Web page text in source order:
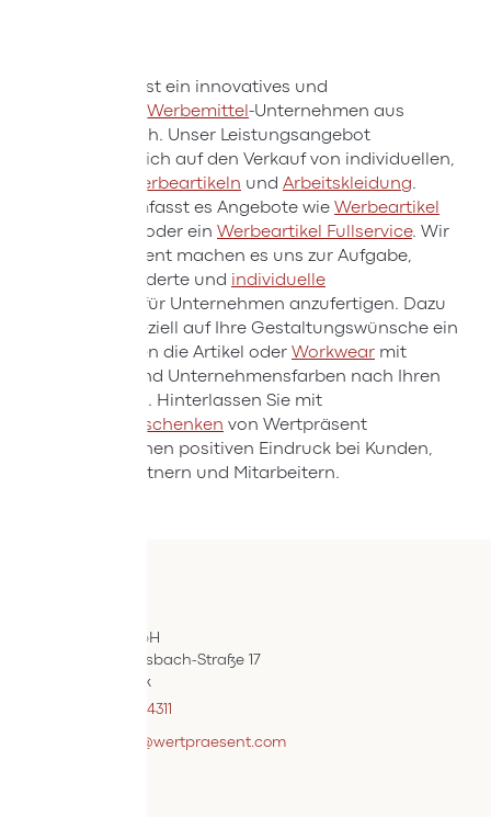
Wertpräsent ist ein innovatives und
Werbemittel-Unternehmen aus
Oberösterreich. Unser Leistungsangebot
konzentriert sich auf den Verkauf von individuellen,
Werbeartikeln und Arbeitskleidung.
Zusätzlich umfasst es Angebote wie Werbeartikel
und/ oder ein Werbeartikel Fullservice. Wir
von Wertpräsent machen es uns zur Aufgabe,
maßgeschneiderte und individuelle
für Unternehmen anzufertigen. Dazu
gehen wir speziell auf Ihre Gestaltungswünsche ein
und bedrucken die Artikel oder Workwear mit
Ihrem Logo und Unternehmensfarben nach Ihren
Vorstellungen. Hinterlassen Sie mit
Werbegeschenken von Wertpräsent
nachhaltig einen positiven Eindruck bei Kunden,
Geschäftspartnern und Mitarbeitern.
Wertpräsent GmbH
Carl Auer-Von-Welsbach-Straße 17
A-4614 Marchtrenk
+43 7242 / 93696 – 4311
webshopsupport@wertpraesent.com